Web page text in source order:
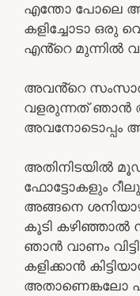
എന്തോ പോലെ
കളിച്ചോടാ ഒരു
എൻ്റെ മുന്നിൽ
അവൻ്റെ
വളരുന്നത് ഞാൻ
അവനോടൊപ്പം
അതിനിടയിൽ
ഫോട്ടോകളും
അങ്ങനെ
കൂടി കഴിഞ്ഞാൽ
ഞാൻ വാണം
കളിക്കാൻ
അതാണെങ്കലോ